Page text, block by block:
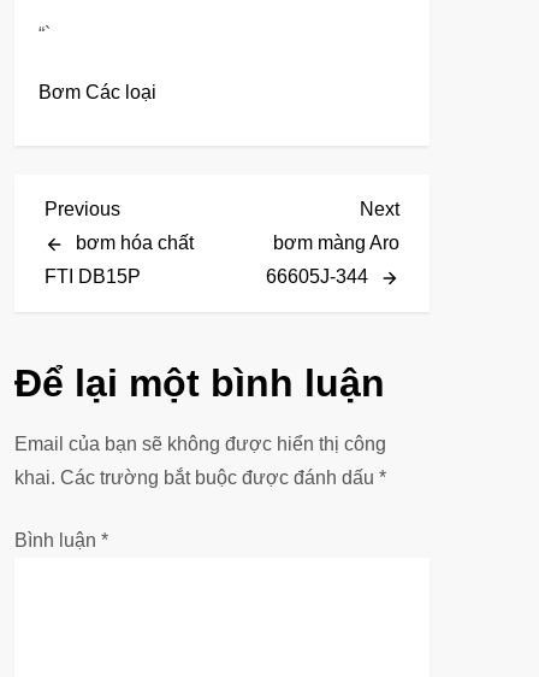
“`
Bơm Các loại
Đ
i
u
h
ư
ớ
Previous
Post
Previous
bơm hóa chất
FTI DB15P
Next
Post
Next
bơm màng Aro
66605J-344
Để lại một bình luận
Email của bạn sẽ không được hiển thị công
khai. Các trường bắt buộc được đánh dấu *
Bình luận *